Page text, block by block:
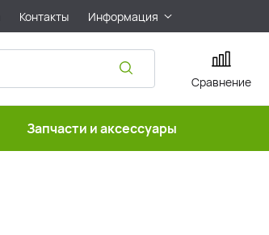
Контакты Информация
Сравнение
Запчасти и аксессуары